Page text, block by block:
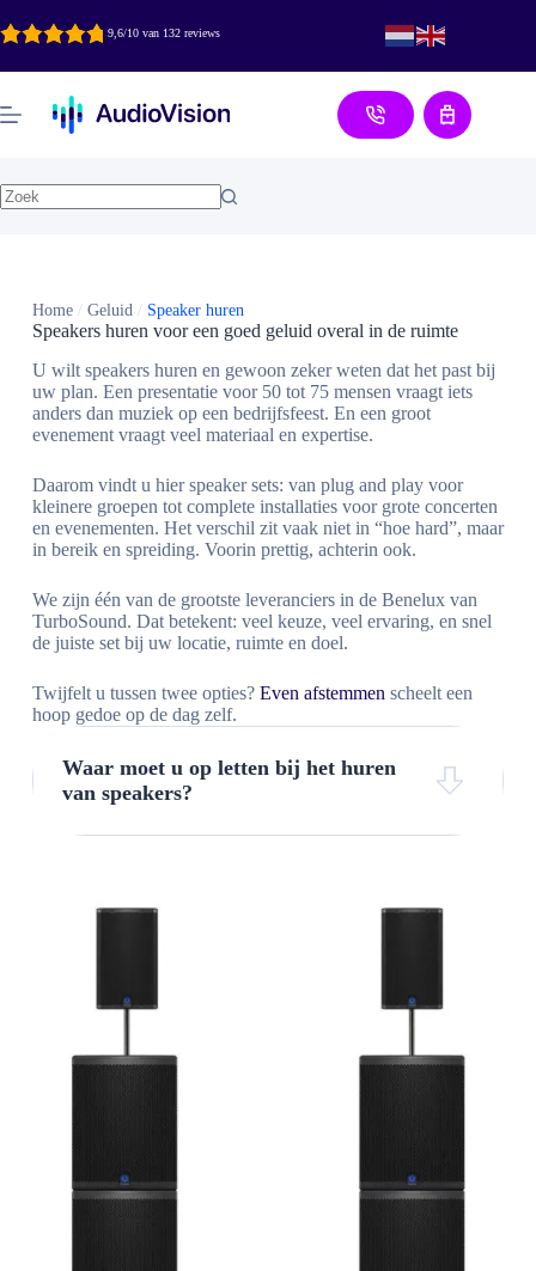
naar
inhoud
9,6/10 van 132 reviews
Aanvraag
Home/ Geluid/ Speaker huren
Speakers huren voor een goed geluid overal in de ruimte
U wilt speakers huren en gewoon zeker weten dat het past bij
uw plan. Een presentatie voor 50 tot 75 mensen vraagt iets
anders dan muziek op een bedrijfsfeest. En een groot
evenement vraagt veel materiaal en expertise.
Daarom vindt u hier speaker sets: van plug and play voor
kleinere groepen tot complete installaties voor grote concerten
en evenementen. Het verschil zit vaak niet in “hoe hard”, maar
in bereik en spreiding. Voorin prettig, achterin ook.
We zijn één van de grootste leveranciers in de Benelux van
TurboSound. Dat betekent: veel keuze, veel ervaring, en snel
de juiste set bij uw locatie, ruimte en doel.
Twijfelt u tussen twee opties? Even afstemmen scheelt een
hoop gedoe op de dag zelf.
Waar moet u op letten bij het huren
van speakers?